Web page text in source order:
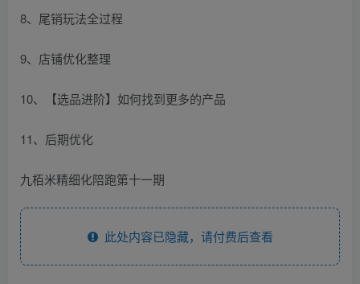
8、尾销玩法全过程
9、店铺优化整理
10、【选品进阶】如何找到更多的产品
11、后期优化
九栢米精细化陪跑第十一期
此处内容已隐藏，请付费后查看